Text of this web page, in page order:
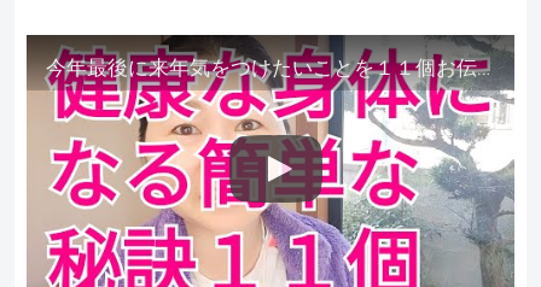
今年最後に来年気をつけたいことを１１個お伝えします。